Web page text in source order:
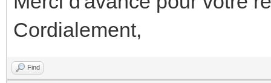
Cordialement,
Find